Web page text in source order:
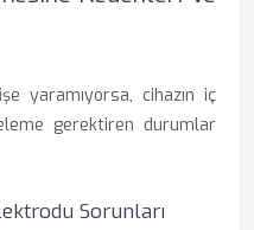
yaramıyorsa, cihazın iç
gerektiren durumlar
Sorunları